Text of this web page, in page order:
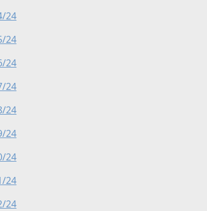
24
24
24
24
24
24
24
24
24